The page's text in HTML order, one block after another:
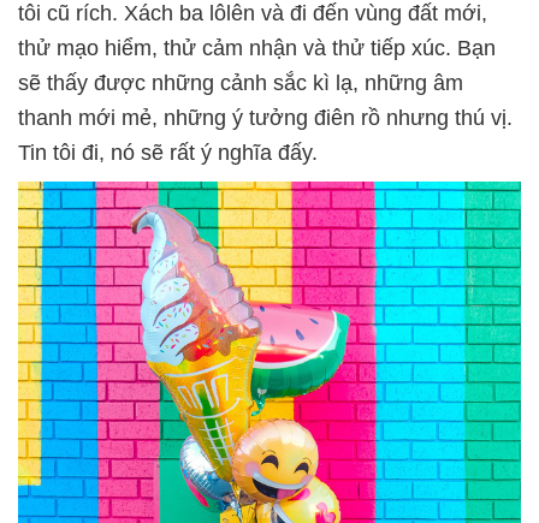
tôi cũ rích. Xách ba lôlên và đi đến vùng đất mới,
thử mạo hiểm, thử cảm nhận và thử tiếp xúc. Bạn
sẽ thấy được những cảnh sắc kì lạ, những âm
thanh mới mẻ, những ý tưởng điên rồ nhưng thú vị.
Tin tôi đi, nó sẽ rất ý nghĩa đấy.